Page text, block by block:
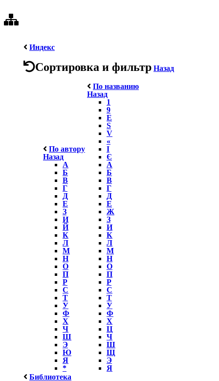
Индекс
Сортировка и фильтр Назад
По автору
Назад
А
Б
В
Г
Д
Е
З
И
Й
К
Л
М
Н
О
П
Р
С
Т
У
Ф
Х
Ч
Ш
Э
Ю
Я
*
По названию
Назад
1
9
E
S
V
«
І
Є
А
Б
В
Г
Д
Е
Ж
З
И
К
Л
М
Н
О
П
Р
С
Т
У
Ф
Х
Ц
Ч
Ш
Щ
Э
Я
Библиотека